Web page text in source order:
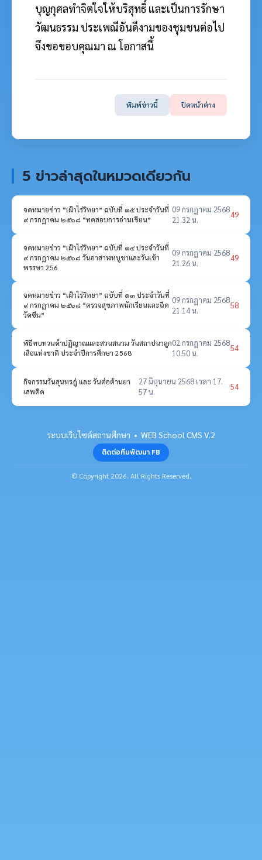
บุญกุศลทำจิตใจให้บริสุทธิ์ และเป็นการรักษา
วัฒนธรรม ประเพณีอันดีงามของชุมชนต่อไป
จึงขอขอบคุณมา ณ โอกาสนี้
พิมพ์ข่าวนี้ ปิดหน้าต่าง
5 ข่าวล่าสุดในหมวดเดียวกัน
จดหมายข่าว “เฝ้าไร่วิทยา” ฉบับที่ ๑๕ ประจำวันที่
๙ กรกฏาคม ๒๕๖๘ “ทดสอบการอ่านเขียน”
09 กรกฎาคม 2568
21.32 น.
49
จดหมายข่าว “เฝ้าไร่วิทยา” ฉบับที่ ๑๔ ประจำวันที่
๙ กรกฏาคม ๒๕๖๘ วันอาสาฬหบูชาและวันเข้า
พรรษา 256
09 กรกฎาคม 2568
21.26 น.
49
จดหมายข่าว “เฝ้าไร่วิทยา” ฉบับที่ ๑๓ ประจำวันที่
๙ กรกฏาคม ๒๕๖๘ “ตรวจสุขภาพนักเรียนและฉีด
วัคซีน”
09 กรกฎาคม 2568
21.14 น.
58
พิธีทบทวนคำปฏิญาณและสวนสนาม วันสถาปนาลูก
เสือแห่งชาติ ประจำปีการศึกษา 2568
02 กรกฎาคม 2568
10.50 น.
54
กิจกรรมวันสุนทรภู่ และ วันต่อต้านยา
เสพติด
27 มิถุนายน 2568 เวลา 17.
57 น.
54
ระบบเว็บไซต์สถานศึกษา • WEB School CMS V.2
ติดต่อทีมพัฒนา FB
© Copyright 2026. All Rights Reserved.